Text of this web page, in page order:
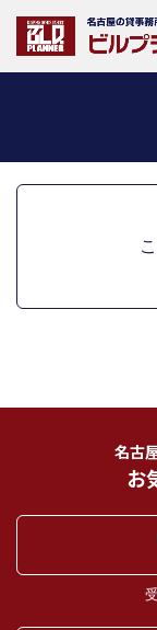
名古
お